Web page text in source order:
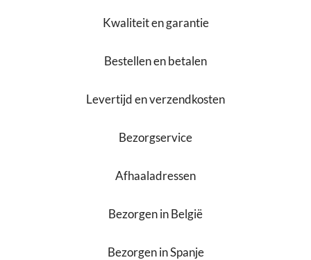
Kwaliteit en garantie
Bestellen en betalen
Levertijd en verzendkosten
Bezorgservice
Afhaaladressen
Bezorgen in België
Bezorgen in Spanje